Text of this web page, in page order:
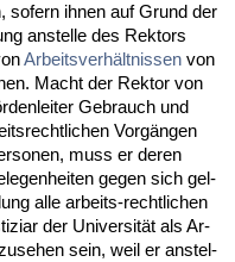
so­fern ih­nen auf Grund der
an­stel­le des Rek­tors
Ar­beits­verhält­nis­sen von
Macht der Rek­tor von
Ge­brauch und
Vorgängen
muss er de­ren
ge­gen sich gel­
al­le ar­beits-recht­li­chen
der Uni­ver­sität als Ar­
sein, weil er an­stel­